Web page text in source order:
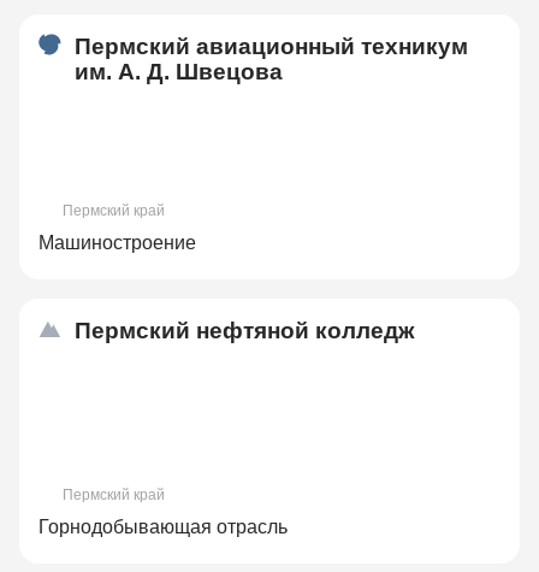
Пермский авиационный техникум
им. А. Д. Швецова
Пермский край
Машиностроение
Пермский нефтяной колледж
Пермский край
Горнодобывающая отрасль